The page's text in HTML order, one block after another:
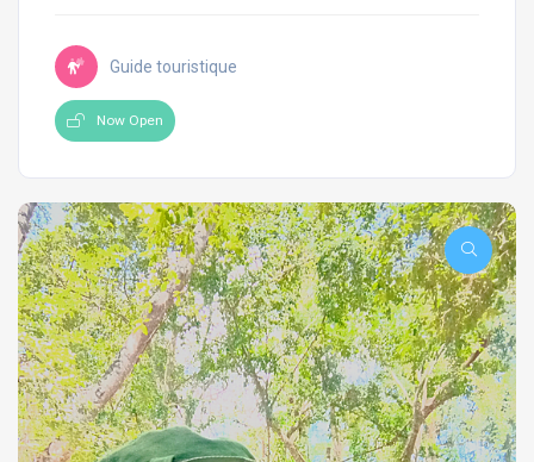
Guide touristique
Now Open